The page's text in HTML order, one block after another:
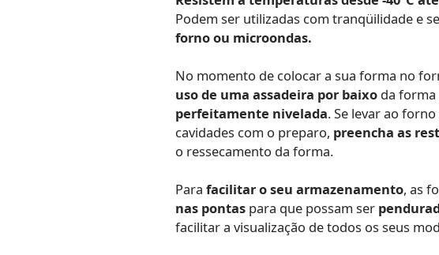
Podem ser utilizadas com tranqüilidade e
forno ou microondas.
No momento de colocar a sua forma no
uso de uma assadeira por baixo da
perfeitamente nivelada. Se levar ao
cavidades com o preparo, preencha as
o ressecamento da forma.
Parafacilitar o seu armazenamento, as
nas pontas para que possam ser
facilitar a visualização de todos os seus